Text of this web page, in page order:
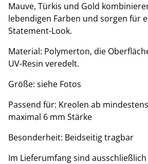
Mauve, Türkis und Gold
lebendigen Farben und sorgen für
Statement-Look.
Material: Polymerton, die
UV-Resin veredelt.
Größe: siehe Fotos
Passend für: Kreolen ab
maximal 6 mm Stärke
Besonderheit: Beidseitig tragbar
Im Lieferumfang sind